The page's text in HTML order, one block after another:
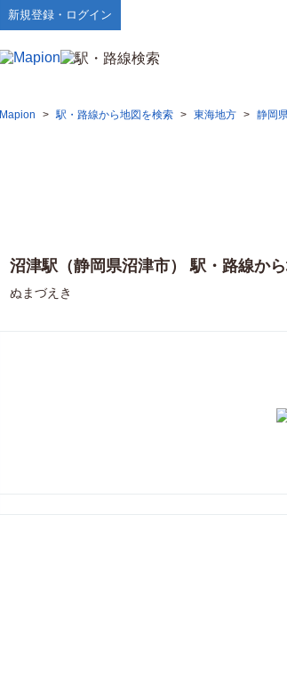
新規登録・ログイン
Mapion > 駅・路線から地図を検索 > 東海地方 > 静岡
沼津駅（静岡県沼津市） 駅・路線か
ぬまづえき